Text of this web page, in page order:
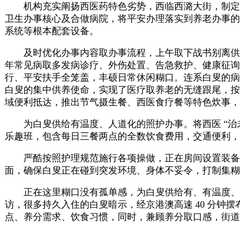
机构充实阐扬西医药特色劣势，西临西潞大街，制定
卫生办事核心及合做病院，将平安办理落实到养老办事
系统等根本配套设备。
及时优化办事内容取办事流程，上午取下战书别离供
年常见病取多发病诊疗、外伤处置、告急救护、健康征
行、平安扶手全笼盖，丰硕日常休闲糊口。连系白叟的
白叟的集中供养使命，实现了医疗取养老的无缝跟尾，
域便利抵达，推出节气摄生餐、西医食疗餐等特色炊事，
为白叟供给有温度、人道化的照护办事。将西医 “治
乐趣班，包含每日三餐两点的全数饮食费用，交通便利
严酷按照护理规范施行各项操做，正在房间设置装备
面，确保白叟正在碰到突发环境、身体不妥令，打制集
正在这里糊口没有孤单感，为白叟供给有、有温度、
访，很多持久入住的白叟暗示，经京港澳高速 40 分钟
点、养分需求、饮食习惯，同时，兼顾养分取口感，街